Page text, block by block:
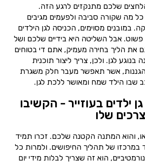
שלכם מתנקזים לרגע הזה.
כל מה שקורה סביבה ולפעמים מגיבים
במובנים מסוימים, הכניסה לגן הילדים
פשוט. אבל השליטה היא בידיים שלכם ושל
את הליך בחירה מעמיק, אתם די בטוחים
לגן. ולכן, צריך ליצור תוכנית
אשר תאפשר מעבר חלק משגרת
שבו הילד שמח ומאושר ללכת לגן.
ילדים בעוזייר - הקשיבו
שלו
והוא המתנה הקטנה שלכם. זכרו תמיד
של תהליך החיפושים. ולמרות כל
הוא זה שצריך לבלות מידי יום